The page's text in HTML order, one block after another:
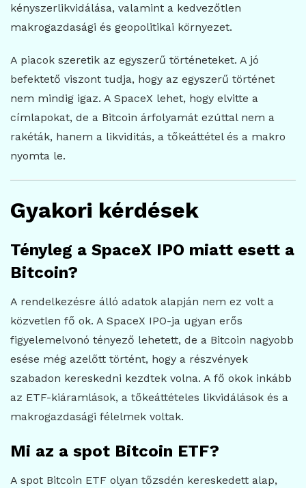
kényszerlikvidálása, valamint a kedvezőtlen
makrogazdasági és geopolitikai környezet.
A piacok szeretik az egyszerű történeteket. A jó
befektető viszont tudja, hogy az egyszerű történet
nem mindig igaz. A SpaceX lehet, hogy elvitte a
címlapokat, de a Bitcoin árfolyamát ezúttal nem a
rakéták, hanem a likviditás, a tőkeáttétel és a makro
nyomta le.
Gyakori kérdések
Tényleg a SpaceX IPO miatt esett a
Bitcoin?
A rendelkezésre álló adatok alapján nem ez volt a
közvetlen fő ok. A SpaceX IPO-ja ugyan erős
figyelemelvonó tényező lehetett, de a Bitcoin nagyobb
esése még azelőtt történt, hogy a részvények
szabadon kereskedni kezdtek volna. A fő okok inkább
az ETF-kiáramlások, a tőkeáttételes likvidálások és a
makrogazdasági félelmek voltak.
Mi az a spot Bitcoin ETF?
A spot Bitcoin ETF olyan tőzsdén kereskedett alap,